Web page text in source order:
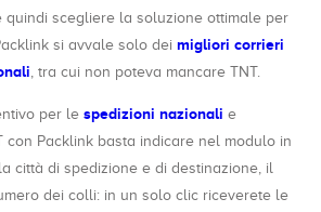
quindi scegliere la soluzione ottimale per
si avvale solo dei migliori corrieri
, tra cui non poteva mancare TNT.
per le spedizioni nazionali e
con Packlink basta indicare nel modulo in
città di spedizione e di destinazione, il
dei colli: in un solo clic riceverete le